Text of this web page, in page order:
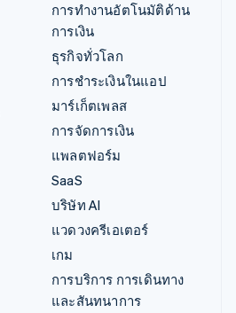
การทำงานอัตโนมัติด้าน
การเงิน
ธุรกิจทั่วโลก
การชำระเงินในแอป
มาร์เก็ตเพลส
การจัดการเงิน
แพลตฟอร์ม
SaaS
บริษัท AI
แวดวงครีเอเตอร์
เกม
การบริการ การเดินทาง
และสันทนาการ